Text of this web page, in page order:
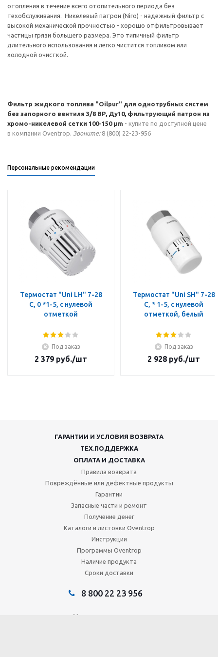
отопления в течение всего отопительного периода без
техобслуживания. Никелевый патрон (Niro) - надежный фильтр с
высокой механической прочностью - хорошо отфильтровывает
частицы грязи большего размера. Это типичный фильтр
длительного использования и легко чистится топливом или
холодной очисткой.
Фильтр жидкого топлива "Oilpur" для однотрубных систем
без запорного вентиля 3/8 ВР, Ду10, фильтрующий патрон из
хромо-никелевой сетки 100-150 µm - купите по доступной цене
в компании Oventrop. Звоните:8 (800) 22-23-956
Персональные рекомендации
Термостат "Uni LH" 7-28
C, 0 *1-5, с нулевой
отметкой
Под заказ
2 379 руб./шт
Термостат "Uni SH" 7-28
C, * 1-5, с нулевой
отметкой, белый
Под заказ
2 928 руб./шт
ГАРАНТИИ И УСЛОВИЯ ВОЗВРАТА
ТЕХ.ПОДДЕРЖКА
ОПЛАТА И ДОСТАВКА
Правила возврата
Повреждённые или дефектные продукты
Гарантии
Запасные части и ремонт
Получение денег
Каталоги и листовки Oventrop
Инструкции
Программы Oventrop
Наличие продукта
Сроки доставки
8 800 22 23 956
Мы в социальных сетях: